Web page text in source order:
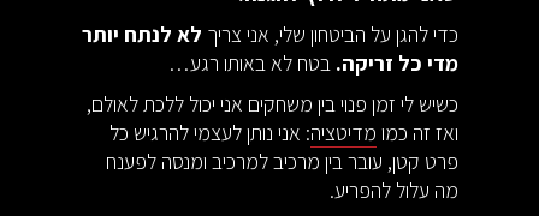
כדי להגן על הביטחון שלי, אני צריך לא לנתח יותר
מדי כל זריקה. בטח לא באותו רגע…
כשיש לי זמן פנוי בין משחקים אני יכול ללכת לאולם,
ואז זה כמו מדיטציה: אני נותן לעצמי להרגיש כל
פרט קטן, עובר בין מרכיב למרכיב ומנסה לפענח
מה עלול להפריע.